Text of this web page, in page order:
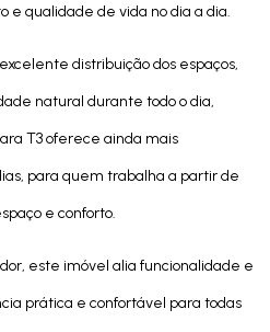
e qualidade de vida no dia a dia.
distribuição dos espaços,
natural durante todo o dia,
T3 oferece ainda mais
para quem trabalha a partir de
e conforto.
este imóvel alia funcionalidade e
prática e confortável para todas